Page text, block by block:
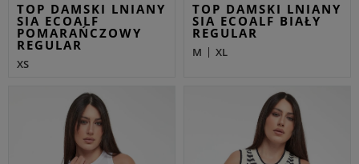
TOP DAMSKI LNIANY
SIA ECOALF
POMARAŃCZOWY
REGULAR
XS
TOP DAMSKI LNIANY
SIA ECOALF BIAŁY
REGULAR
M XL